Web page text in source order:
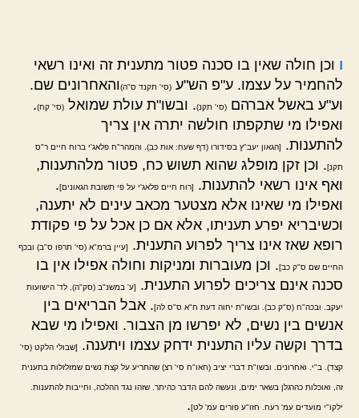
ו וכן חולה שאין בו סכנה פטור מתענית זה ואינו רשאי
להחמיר על עצמו. ע"פ הש"ע (סי' תקנד ס"ה)והאחרונים שם.
וע"ע באשל אברהם (סי' תקנ). ובשו"ת עולת שמואל (סי' קח).
ואפילו מי שתקפתו חולשה יתרה אין צריך
להתענות.
[הגאון יעב"ץ בסידורו (דף שעח: אות כב). והמהר"ח פלאג'י ברוח חיים ר"ס
תקנ]. וכן זקן מופלג שהוא תשוש כח, פטור מלהתענות,
ואף אינו רשאי להתענות.
[רוח חיים פלאג'י על פי תשובת הגאונים].
ואפילו מי שאינו אלא מצטער מכאב עינים לא יתענה,
וכשיבריא יפרע תעניתו, אלא אם כן אכל על פי פקודת
רופא שאז אינו צריך לפרוע התענית.
[עיין ברמ"א (סי' תרפו ס"ב) ובכף
החיים שם ס"ק כב]. וכן מעוברות ומניקות וחולה אפילו אין בו
סכנה אינם צריכים לפרוע התענית.
[ע' במשנ"ב (סק"ה), לד' הישועות
יעקב. ובכה"ח (ס"ק כב). ובשו"ת יחוה דעת ח"א ס"ס לה]. אבל הבריאים בין
אנשים בין נשים, לא יפרשו מן הצבור. ואפילו מי שבא
בדרך וקשה עליו התענית ידחק עצמו ויתענה.
[שבולי הלקט (סי'
קצד). ב"י. ואחרונים. ובשו"ת דברי יציב (חאו"ח סי' רצ) שהתריע על קצת נשים שמזלזלות בתענית
זה, ואוכלות כהרגלן בשאר ימים, ונעשה להם הדבר כהיתר. שזהו נגד ההלכה, וחייבות להתענות.
ילקו"י מועדים עמ' רעח. חזו"ע פורים עמ' לט].